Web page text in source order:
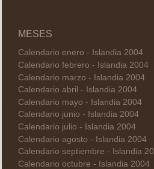
MESES
Calendario enero - Islandia 2004
Calendario febrero - Islandia 2004
Calendario marzo - Islandia 2004
Calendario abril - Islandia 2004
Calendario mayo - Islandia 2004
Calendario junio - Islandia 2004
Calendario julio - Islandia 2004
Calendario agosto - Islandia 2004
Calendario septiembre - Islandia
Calendario octubre - Islandia 2004